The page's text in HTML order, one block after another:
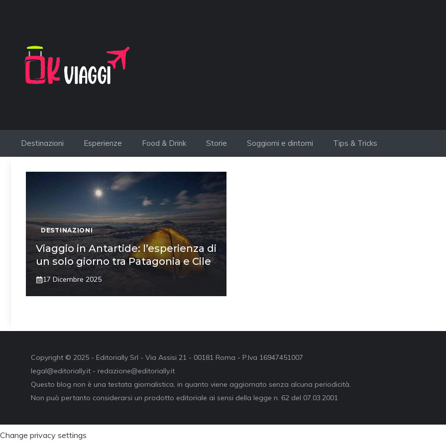
Destinazioni Esperienze Food & Drink Storie Soggiorni e dintorni Tips & Tricks
DESTINAZIONI
Viaggio in Antartide: l’esperienza di
un solo giorno tra Patagonia e Cile
17 Dicembre 2025
Copyright © 2025 - Editorially Srl - Via Assisi 21 - 00181 Roma - P.Iva 16947451007
legal@editorially.it - redazione@editorially.it
Questo blog non è una testata giornalistica, in quanto viene aggiornato senza alcuna periodicità.
Non può pertanto considerarsi un prodotto editoriale ai sensi della legge n. 62 del 07.03.2001
Change privacy settings